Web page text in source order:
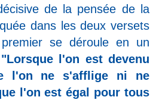
de la pensée de la
dans les deux versets
se déroule en un
"Lorsque l'on est devenu
l'on ne s'afflige ni ne
l'on est égal pour tous